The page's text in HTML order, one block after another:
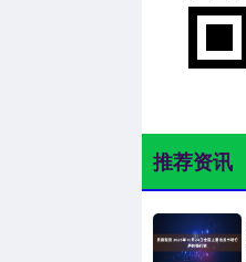
推荐资讯